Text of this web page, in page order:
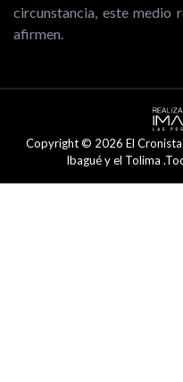
circunstancia, este medio
afirmen.
Copyright © 2026 El
Ibagué y el Tolima